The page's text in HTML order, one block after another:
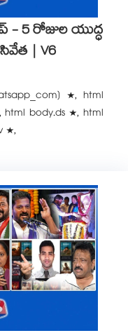
- 5 రోజుల యుద్ధ
| V6
*, html
html body.ds *, html
*,